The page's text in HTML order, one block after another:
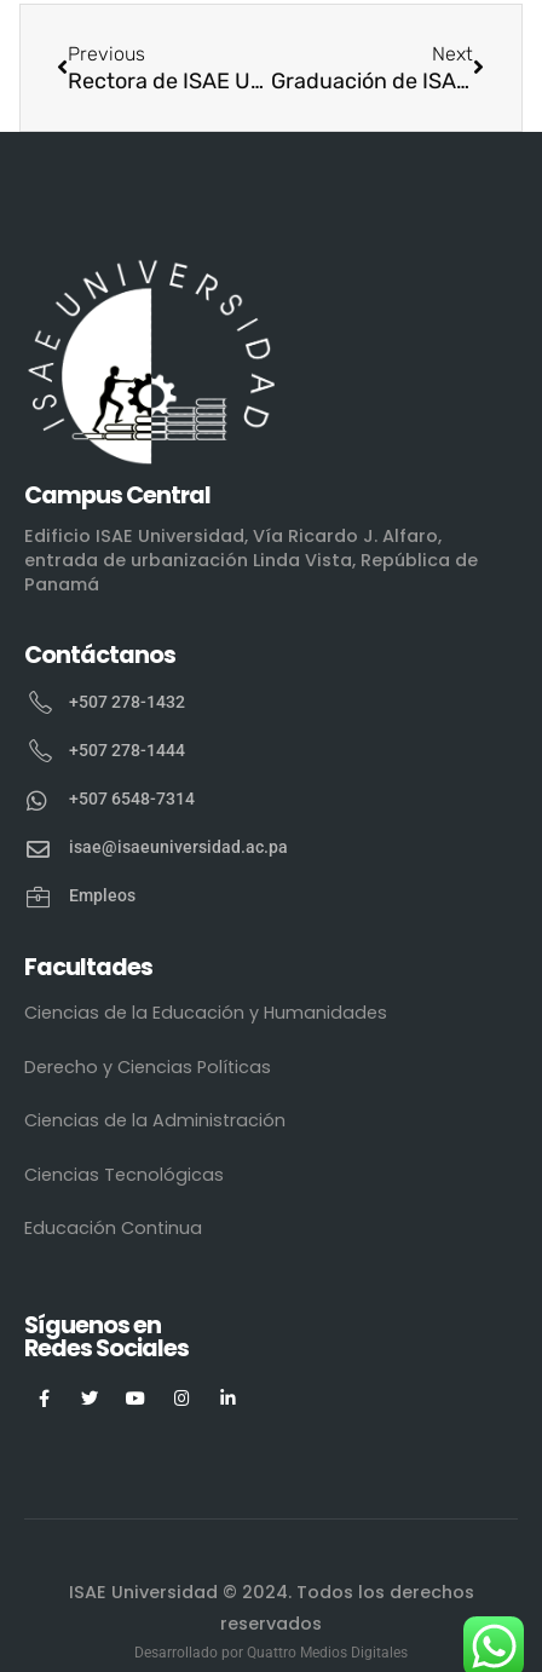
Previous
Rectora de ISAE Universidad, representa a AUPPA en consejo del IESALC UNESCO.
Next
Graduación de ISAE UNIVERSIDAD, Sede Metetí
Campus Central
Edificio ISAE Universidad, Vía Ricardo J. Alfaro,
entrada de urbanización Linda Vista, República de
Panamá
Contáctanos
+507 278-1432
+507 278-1444
+507 6548-7314
isae@isaeuniversidad.ac.pa
Empleos
Facultades
Ciencias de la Educación y Humanidades
Derecho y Ciencias Políticas
Ciencias de la Administración
Ciencias Tecnológicas
Educación Continua
Síguenos en
Redes Sociales
ISAE Universidad © 2024. Todos los derechos
reservados
Desarrollado por Quattro Medios Digitales